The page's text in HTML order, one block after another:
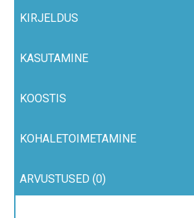
KIRJELDUS
KASUTAMINE
KOOSTIS
KOHALETOIMETAMINE
ARVUSTUSED (0)